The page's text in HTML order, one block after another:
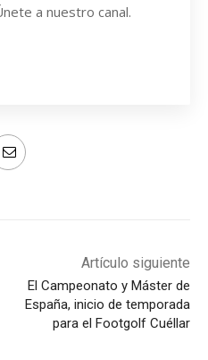
a nuestro canal.
Artículo siguiente
El Campeonato y Máster de
España, inicio de temporada
para el Footgolf Cuéllar